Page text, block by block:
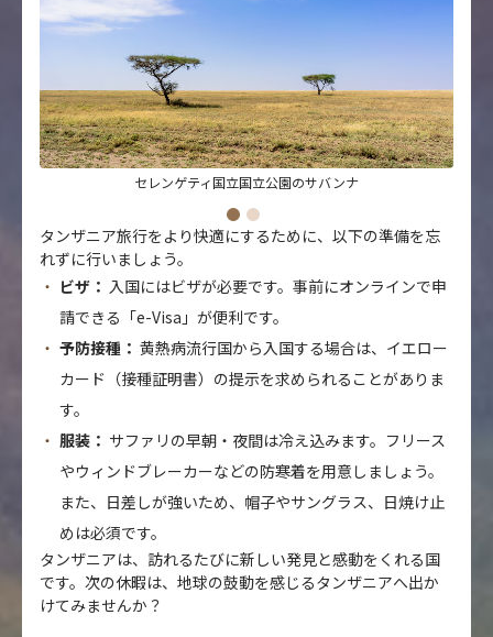
セレンゲティ国立国立公園のサバンナ
タンザニア旅行をより快適にするために、以下の準備を忘
れずに行いましょう。
ビザ： 入国にはビザが必要です。事前にオンラインで申
請できる「e-Visa」が便利です。
予防接種： 黄熱病流行国から入国する場合は、イエロー
カード（接種証明書）の提示を求められることがありま
す。
服装： サファリの早朝・夜間は冷え込みます。フリース
やウィンドブレーカーなどの防寒着を用意しましょう。
また、日差しが強いため、帽子やサングラス、日焼け止
めは必須です。
タンザニアは、訪れるたびに新しい発見と感動をくれる国
です。次の休暇は、地球の鼓動を感じるタンザニアへ出か
けてみませんか？